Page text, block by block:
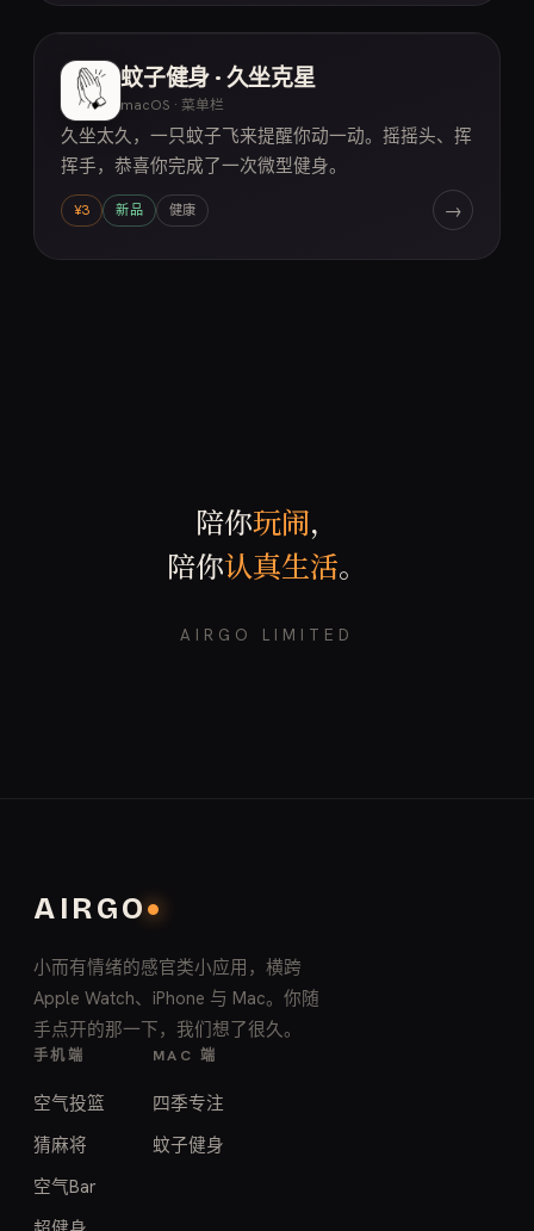
蚊子健身 · 久坐克星
macOS · 菜单栏
久坐太久，一只蚊子飞来提醒你动一动。摇摇头、挥
挥手，恭喜你完成了一次微型健身。
¥3 新品 健康 →
陪你玩闹，
陪你认真生活。
AIRGO LIMITED
AIRGO
小而有情绪的感官类小应用，横跨
Apple Watch、iPhone 与 Mac。你随
手点开的那一下，我们想了很久。
手机端
空气投篮
猜麻将
空气Bar
MAC 端
四季专注
蚊子健身